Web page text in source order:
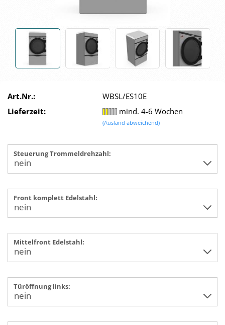
Art.Nr.:
WBSL/ES10E
Lieferzeit:
mind. 4-6 Wochen
(Ausland abweichend)
Steuerung Trommeldrehzahl:
Front komplett Edelstahl:
Mittelfront Edelstahl:
Türöffnung links: